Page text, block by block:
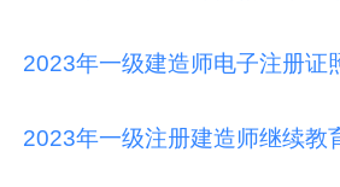
2023年一级建造师电子注册证